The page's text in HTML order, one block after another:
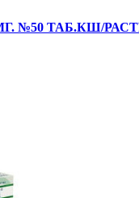
№50 ТАБ.КШ/